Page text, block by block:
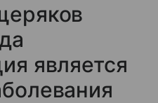
является